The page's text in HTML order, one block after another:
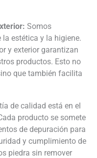
Somos
estética y la higiene.
y exterior garantizan
productos. Esto no
que también facilita
de calidad está en el
producto se somete
de depuración para
y cumplimiento de
piedra sin remover